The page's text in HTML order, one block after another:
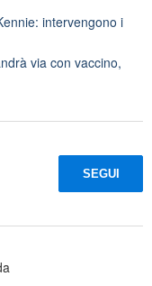
intervengono i
via con vaccino,
SEGUI